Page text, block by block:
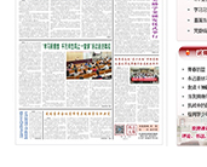
队伍建设的有力举措
比武的重要手段，为
舞台，全面检验了科
质，有效激发了广大